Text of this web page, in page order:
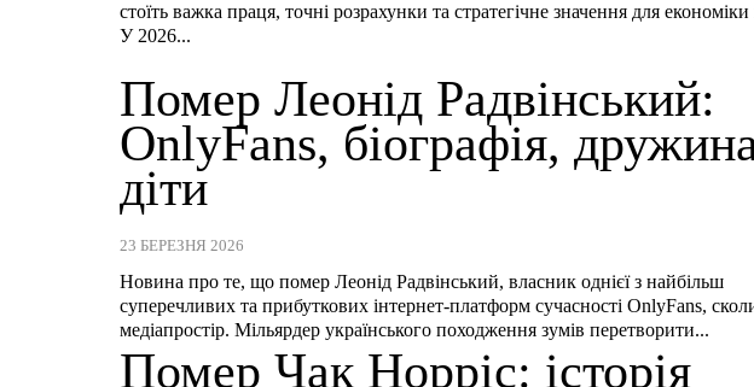
стоїть важка праця, точні розрахунки та стратегічне значення для економіки
У 2026...
Помер Леонід Радвінський:
OnlyFans, біографія,
діти
23 БЕРЕЗНЯ 2026
Новина про те, що помер Леонід Радвінський, власник однієї з найбільш
суперечливих та прибуткових інтернет-платформ сучасності OnlyFans,
медіапростір. Мільярдер українського походження зумів перетворити...
Помер Чак Норріс: історія